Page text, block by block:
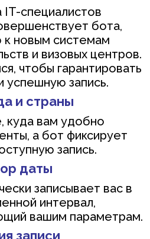
специалистов
бота,
к новым системам
и визовых центров.
чтобы гарантировать
успешную запись.
и страны
куда вам удобно
а бот фиксирует
запись.
даты
записывает вас в
интервал,
вашим параметрам.
записи